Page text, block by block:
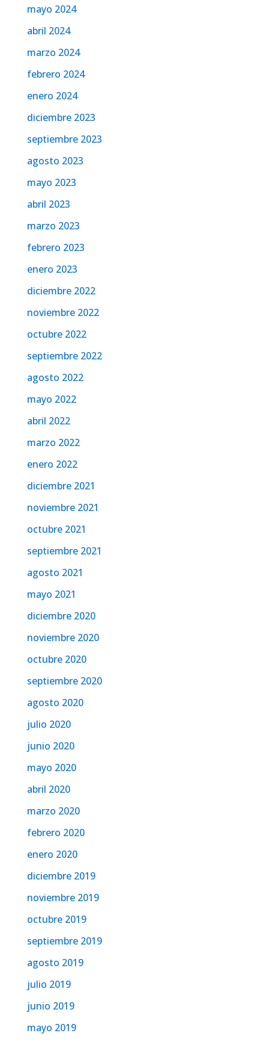
mayo 2024
abril 2024
marzo 2024
febrero 2024
enero 2024
diciembre 2023
septiembre 2023
agosto 2023
mayo 2023
abril 2023
marzo 2023
febrero 2023
enero 2023
diciembre 2022
noviembre 2022
octubre 2022
septiembre 2022
agosto 2022
mayo 2022
abril 2022
marzo 2022
enero 2022
diciembre 2021
noviembre 2021
octubre 2021
septiembre 2021
agosto 2021
mayo 2021
diciembre 2020
noviembre 2020
octubre 2020
septiembre 2020
agosto 2020
julio 2020
junio 2020
mayo 2020
abril 2020
marzo 2020
febrero 2020
enero 2020
diciembre 2019
noviembre 2019
octubre 2019
septiembre 2019
agosto 2019
julio 2019
junio 2019
mayo 2019